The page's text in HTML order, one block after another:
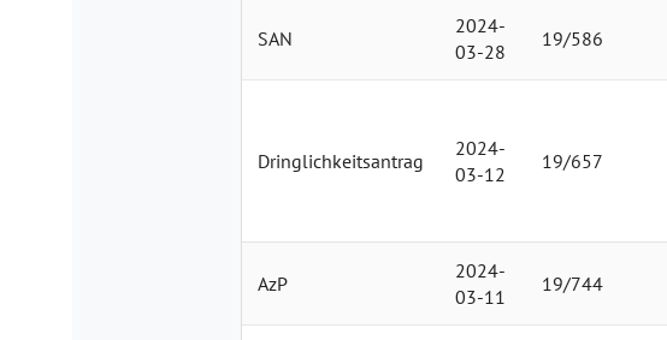
SAN
2024-
03-28
19/586
Dringlichkeitsantrag
2024-
03-12
19/657
AzP
2024-
03-11
19/744